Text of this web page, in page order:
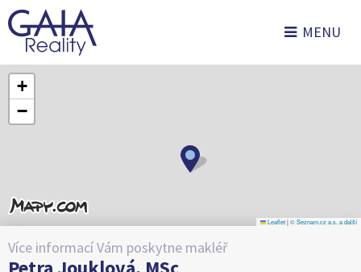
MENU
+
−
Leaflet|© Seznam.cz a.s. a další
Více informací Vám poskytne makléř